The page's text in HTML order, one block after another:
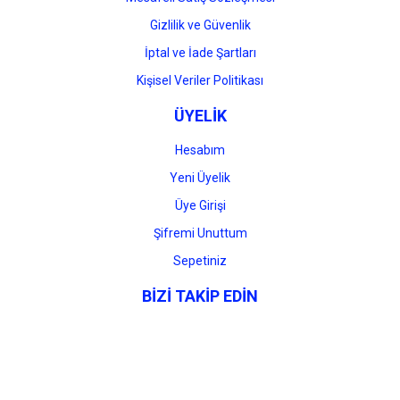
Gizlilik ve Güvenlik
İptal ve İade Şartları
Kişisel Veriler Politikası
ÜYELİK
Hesabım
Yeni Üyelik
Üye Girişi
Şifremi Unuttum
Sepetiniz
BİZİ TAKİP EDİN